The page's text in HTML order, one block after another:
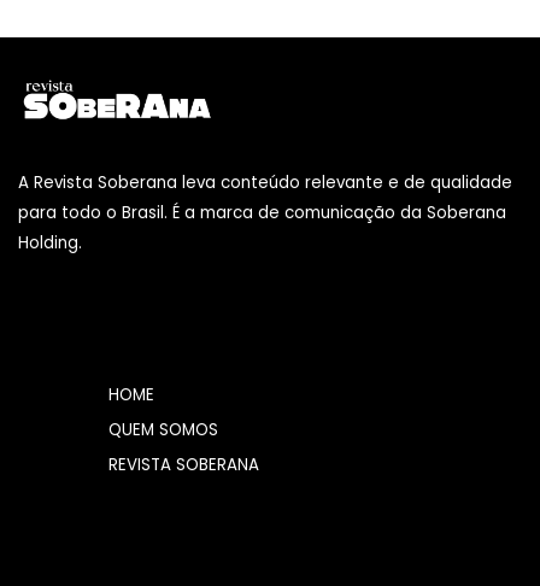
A Revista Soberana leva conteúdo relevante e de qualidade
para todo o Brasil. É a marca de comunicação da Soberana
Holding.
HOME
QUEM SOMOS
REVISTA SOBERANA